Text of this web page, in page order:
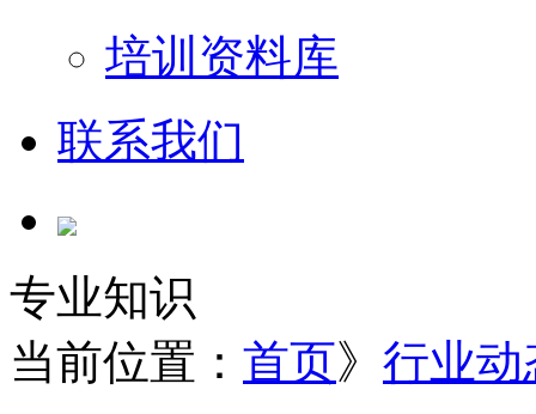
培训资料库
联系我们
专业知识
当前位置： 首页》 行业动